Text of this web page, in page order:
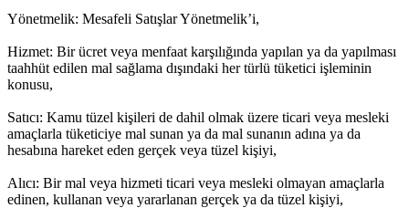
Yönetmelik: Mesafeli Satışlar Yönetmelik’i,
Hizmet: Bir ücret veya menfaat karşılığında yapılan ya da yapılması
taahhüt edilen mal sağlama dışındaki her türlü tüketici işleminin
konusu,
Satıcı: Kamu tüzel kişileri de dahil olmak üzere ticari veya mesleki
amaçlarla tüketiciye mal sunan ya da mal sunanın adına ya da
hesabına hareket eden gerçek veya tüzel kişiyi,
Alıcı: Bir mal veya hizmeti ticari veya mesleki olmayan amaçlarla
edinen, kullanan veya yararlanan gerçek ya da tüzel kişiyi,